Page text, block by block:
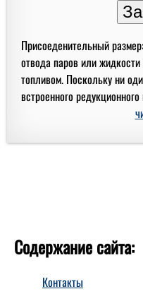
Присоеденительный
отвода паров или
топливом. Поскольку ни
встроенного
Содержание сайта:
Контакты